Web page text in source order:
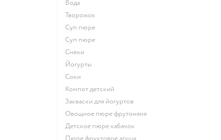
Вода
творожок
суп пюре
суп пюре
Снеки
йогурты
Соки
компот детский
Закваски для йогуртов
овощное пюре фрутоняня
детское пюре кабачок
пюре фруктовое агуша